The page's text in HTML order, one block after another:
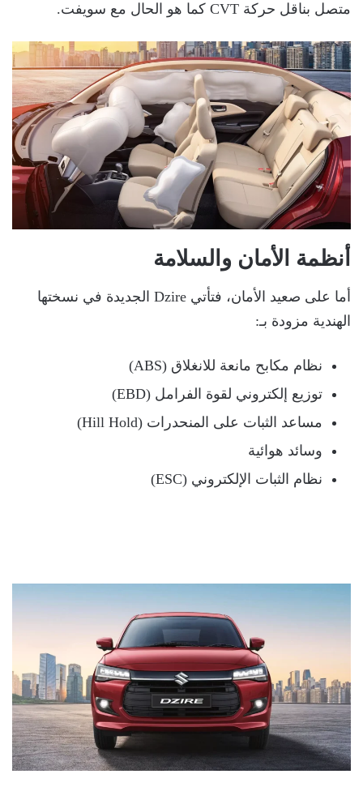
متصل بناقل حركة CVT كما هو الحال مع سويفت.
أنظمة الأمان والسلامة
أما على صعيد الأمان، فتأتي Dzire الجديدة في نسختها
الهندية مزودة بـ:
نظام مكابح مانعة للانغلاق (ABS)
توزيع إلكتروني لقوة الفرامل (EBD)
مساعد الثبات على المنحدرات (Hill Hold)
وسائد هوائية
نظام الثبات الإلكتروني (ESC)